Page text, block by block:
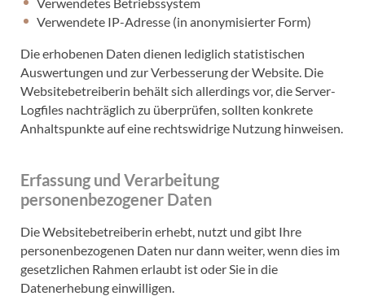
Verwendete IP-Adresse (in anonymisierter Form)
Die erhobenen Daten dienen lediglich statistischen
Auswertungen und zur Verbesserung der Website. Die
Websitebetreiberin behält sich allerdings vor, die Server-
Logfiles nachträglich zu überprüfen, sollten konkrete
Anhaltspunkte auf eine rechtswidrige Nutzung hinweisen.
Erfassung und Verarbeitung
personenbezogener Daten
Die Websitebetreiberin erhebt, nutzt und gibt Ihre
personenbezogenen Daten nur dann weiter, wenn dies im
gesetzlichen Rahmen erlaubt ist oder Sie in die
Datenerhebung einwilligen.